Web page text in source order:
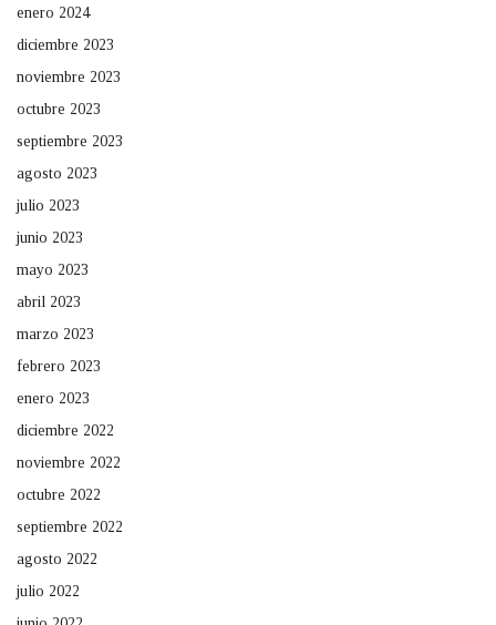
enero 2024
diciembre 2023
noviembre 2023
octubre 2023
septiembre 2023
agosto 2023
julio 2023
junio 2023
mayo 2023
abril 2023
marzo 2023
febrero 2023
enero 2023
diciembre 2022
noviembre 2022
octubre 2022
septiembre 2022
agosto 2022
julio 2022